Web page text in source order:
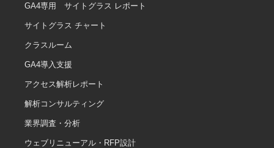
GA4専用 サイトグラス レポート
サイトグラス チャート
クラスルーム
GA4導入支援
アクセス解析レポート
解析コンサルティング
業界調査・分析
ウェブリニューアル・RFP設計